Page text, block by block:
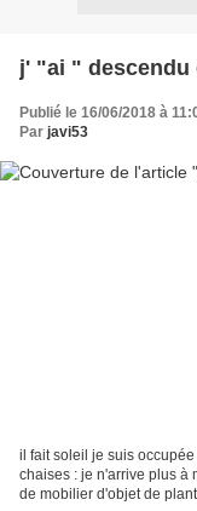
j' "ai " descendu
Publié le 16/06/2018 à
Par javi53
il fait soleil je suis
chaises : je n'arrive plus à
de mobilier d'objet de